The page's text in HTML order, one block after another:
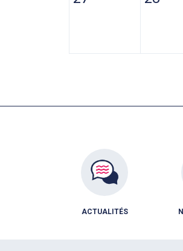
ACTUALITÉS